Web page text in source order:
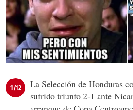
1/12
La Selección de Honduras
sufrido triunfo 2-1 ante